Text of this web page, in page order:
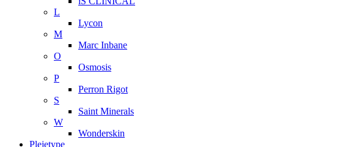
L
Lycon
M
Marc Inbane
O
Osmosis
P
Perron Rigot
S
Saint Minerals
W
Wonderskin
Plejetype